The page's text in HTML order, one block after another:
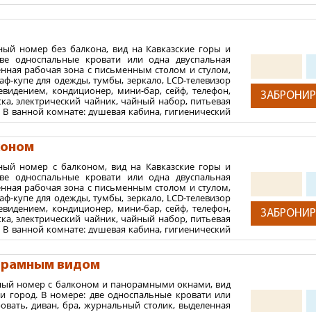
(выдается в поликлинике).
при себе иметь санаторно-курортную карту 072/у (для
карта, виза или вид на жительство (более подробную
тапочки, гостиничная парфюмерия. На полу в
м
отель не принимаются.
номер без балкона, вид на Кавказские горы и
односпальные кровати или одна двуспальная
рабочая зона с письменным столом и стулом,
купе для одежды, тумбы, зеркало, LCD-телевизор
кондиционер, мини-бар, сейф, телефон,
электрический чайник, чайный набор, питьевая
В ванной комнате: душевая кабина, гигиенический
халаты, тапочки, гостиничная
м
отель не принимаются.
номер с балконом, вид на Кавказские горы и
односпальные кровати или одна двуспальная
рабочая зона с письменным столом и стулом,
купе для одежды, тумбы, зеркало, LCD-телевизор
кондиционер, мини-бар, сейф, телефон,
электрический чайник, чайный набор, питьевая
В ванной комнате: душевая кабина, гигиенический
халаты, тапочки, гостиничная
м
видом
номер с балконом и панорамными окнами, вид
город. В номере: две односпальные кровати или
диван, бра, журнальный столик, выделенная